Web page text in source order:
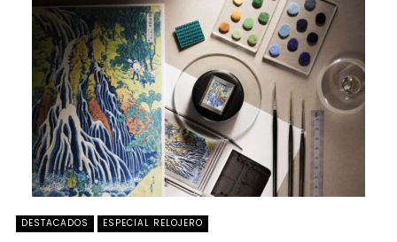
DESTACADOS ESPECIAL RELOJERO